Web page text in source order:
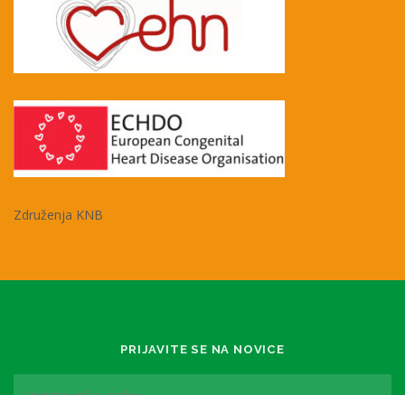
Združenja KNB
PRIJAVITE SE NA NOVICE